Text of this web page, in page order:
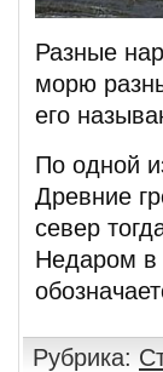
Разные
морю
его
По одной
Древние
север
Недаром в
Рубрика: